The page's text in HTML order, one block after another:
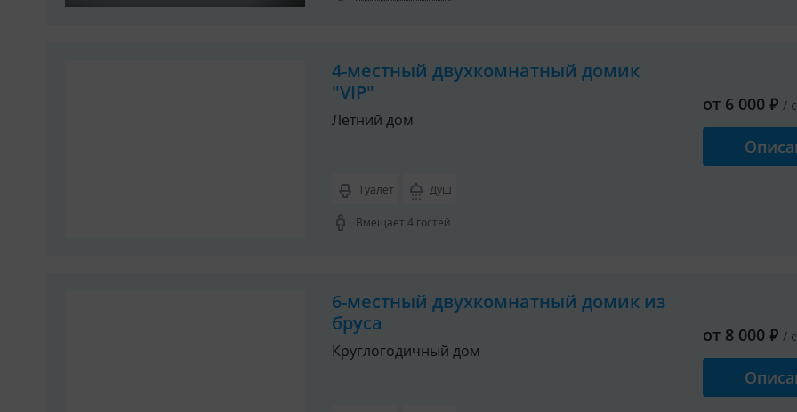
4-местный двухкомнатный домик
"VIP"
Летний дом
Туалет Душ
Вмещает 4 гостей
от 6 000 ₽ /
6-местный двухкомнатный домик из
бруса
Круглогодичный дом
от 8 000 ₽ /